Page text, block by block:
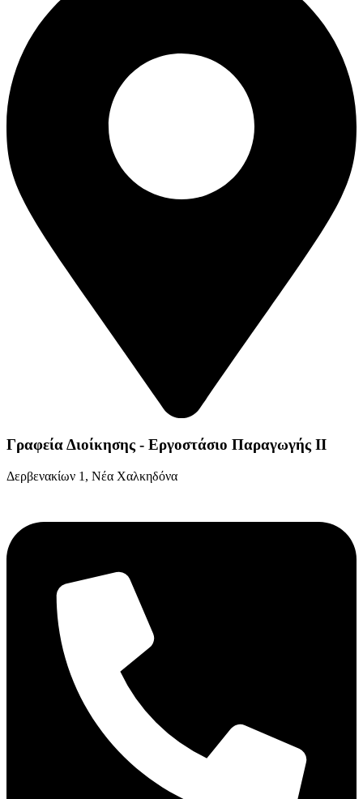
Γραφεία Διοίκησης - Εργοστάσιο Παραγωγής ΙΙ
Δερβενακίων 1, Νέα Χαλκηδόνα